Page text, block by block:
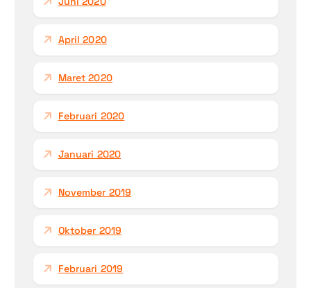
April 2020
Maret 2020
Februari 2020
Januari 2020
November 2019
Oktober 2019
Februari 2019